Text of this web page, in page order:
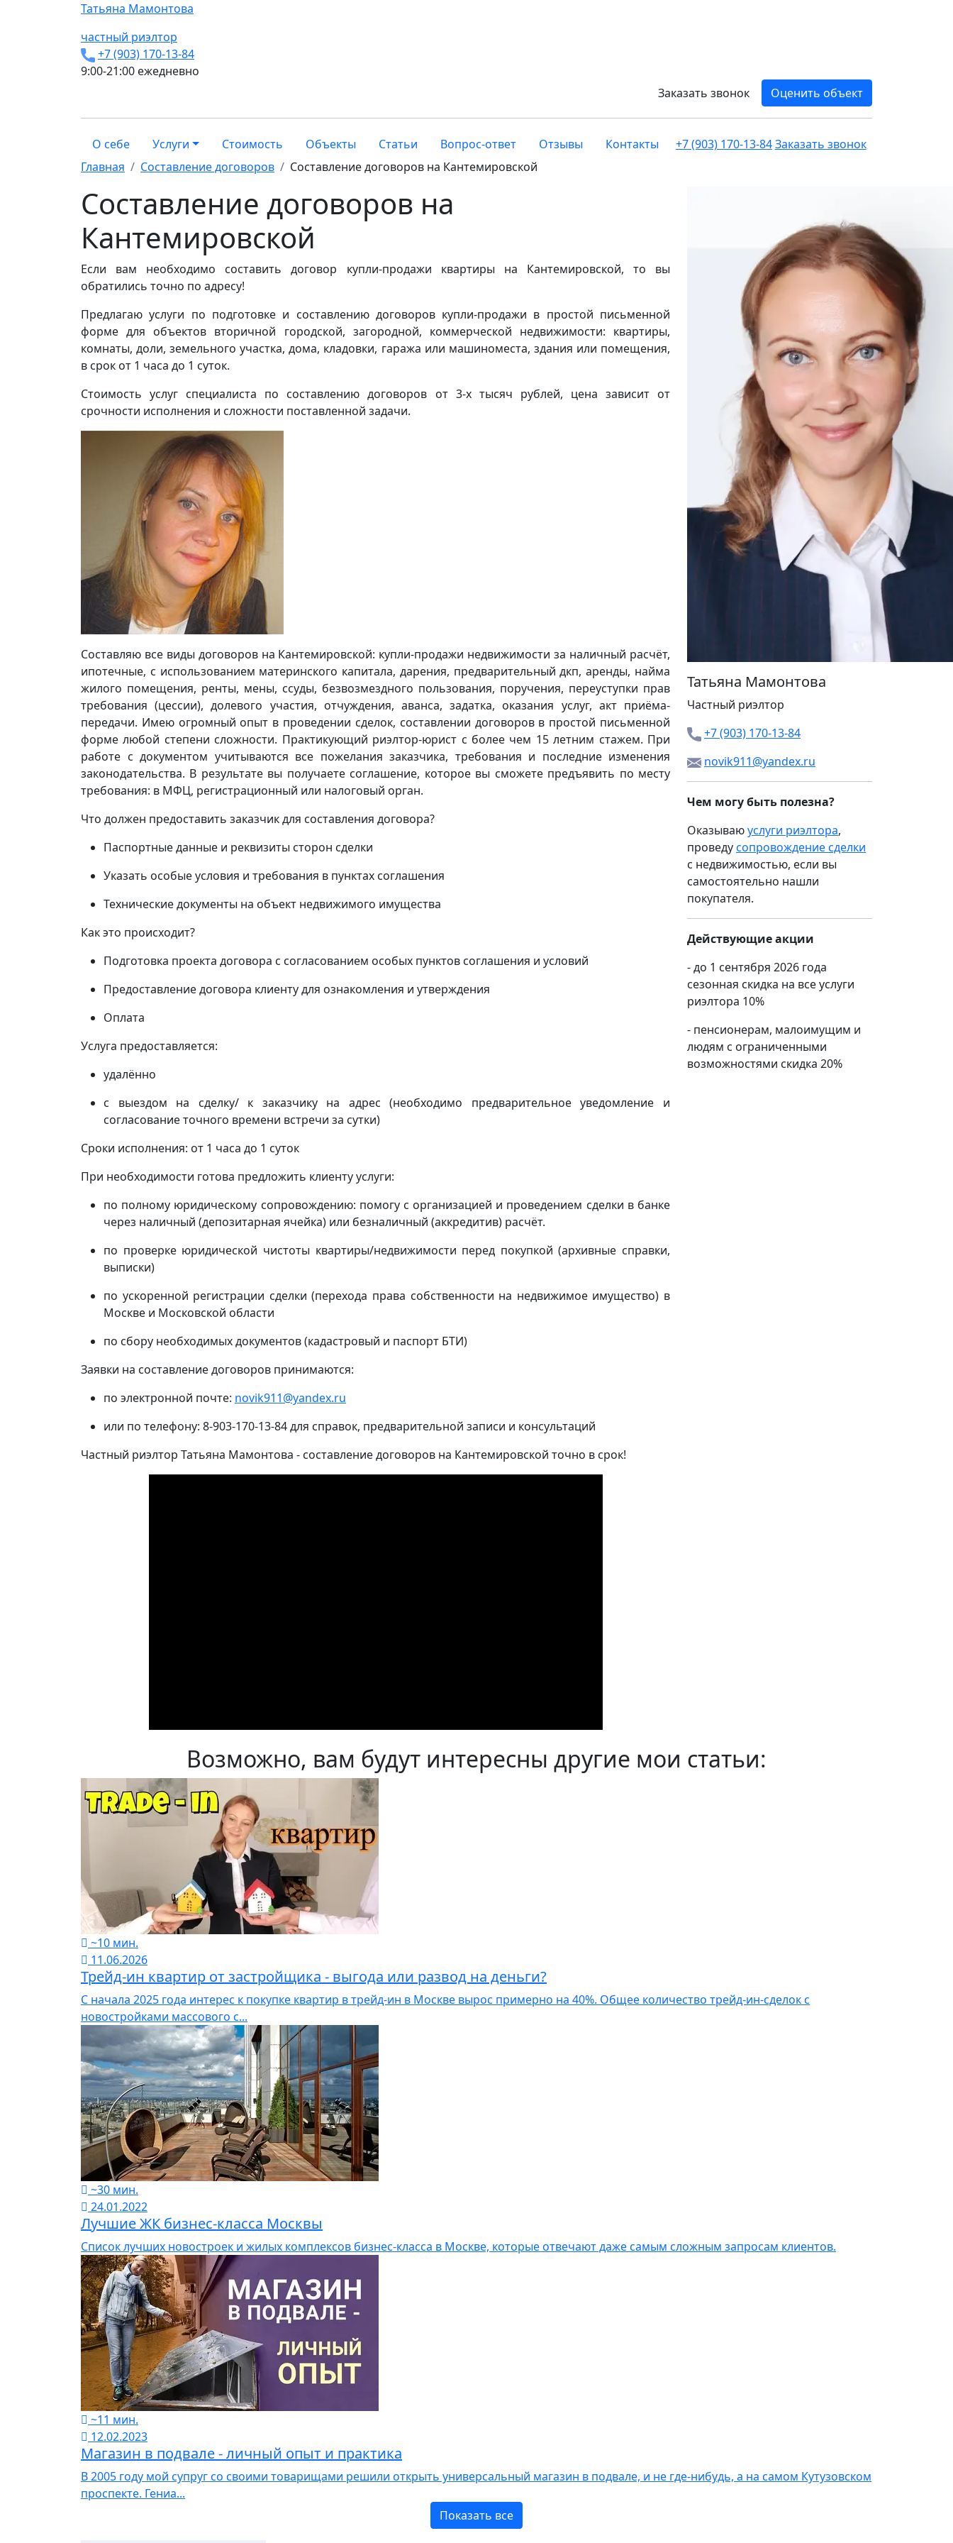
Татьяна Мамонтова
частный риэлтор
+7 (903) 170-13-84
9:00-21:00 ежедневно
Заказать звонок
Оценить объект
О себе Услуги Стоимость Объекты Статьи Вопрос-ответ Отзывы Контакты +7 (903) 170-13-84Заказать звонок
Главная
Составление договоров Составление договоров на Кантемировской
Составление договоров на
Кантемировской
Если вам необходимо составить договор купли-продажи квартиры на Кантемировской, то вы
обратились точно по адресу!
Предлагаю услуги по подготовке и составлению договоров купли-продажи в простой письменной
форме для объектов вторичной городской, загородной, коммерческой недвижимости: квартиры,
комнаты, доли, земельного участка, дома, кладовки, гаража или машиноместа, здания или помещения,
в срок от 1 часа до 1 суток.
Стоимость услуг специалиста по составлению договоров от 3-х тысяч рублей, цена зависит от
срочности исполнения и сложности поставленной задачи.
Составляю все виды договоров на Кантемировской: купли-продажи недвижимости за наличный расчёт,
ипотечные, с использованием материнского капитала, дарения, предварительный дкп, аренды, найма
жилого помещения, ренты, мены, ссуды, безвозмездного пользования, поручения, переуступки прав
требования (цессии), долевого участия, отчуждения, аванса, задатка, оказания услуг, акт приёма-
передачи. Имею огромный опыт в проведении сделок, составлении договоров в простой письменной
форме любой степени сложности. Практикующий риэлтор-юрист с более чем 15 летним стажем. При
работе с документом учитываются все пожелания заказчика, требования и последние изменения
законодательства. В результате вы получаете соглашение, которое вы сможете предъявить по месту
требования: в МФЦ, регистрационный или налоговый орган.
Что должен предоставить заказчик для составления договора?
Паспортные данные и реквизиты сторон сделки
Указать особые условия и требования в пунктах соглашения
Технические документы на объект недвижимого имущества
Как это происходит?
Подготовка проекта договора с согласованием особых пунктов соглашения и условий
Предоставление договора клиенту для ознакомления и утверждения
Оплата
Услуга предоставляется:
удалённо
с выездом на сделку/ к заказчику на адрес(необходимо предварительное уведомление и
согласование точного времени встречи за сутки)
Сроки исполнения: от 1 часа до 1 суток
При необходимости готова предложить клиенту услуги:
по полному юридическому сопровождению: помогу с организацией и проведением сделки в банке
через наличный (депозитарная ячейка) или безналичный (аккредитив) расчёт.
по проверке юридической чистоты квартиры/недвижимости перед покупкой (архивные справки,
выписки)
по ускоренной регистрации сделки (перехода права собственности на недвижимое имущество) в
Москве и Московской области
по сбору необходимых документов (кадастровый и паспорт БТИ)
Заявки на составление договоров принимаются:
по электронной почте: novik911@yandex.ru
или по телефону: 8-903-170-13-84 для справок, предварительной записи и консультаций
Частный риэлтор Татьяна Мамонтова - составление договоров на Кантемировской точно в срок!
Татьяна Мамонтова
Частный риэлтор
+7 (903) 170-13-84
novik911@yandex.ru
Чем могу быть полезна?
Оказываюуслуги риэлтора,
проведусопровождение сделки
с недвижимостью, если вы
самостоятельно нашли
покупателя.
Действующие акции
- до 1 сентября 2026 года
сезонная скидка на все услуги
риэлтора 10%
- пенсионерам, малоимущим и
людям с ограниченными
возможностями скидка 20%
Возможно, вам будут интересны другие мои статьи:
~10 мин.
11.06.2026
Трейд-ин квартир от застройщика - выгода или развод на деньги?
С начала 2025 года интерес к покупке квартир в трейд-ин в Москве вырос примерно на 40%. Общее количество трейд‑ин‑сделок с
новостройками массового с...
~30 мин.
24.01.2022
Лучшие ЖК бизнес-класса Москвы
Список лучших новостроек и жилых комплексов бизнес-класса в Москве, которые отвечают даже самым сложным запросам клиентов.
~11 мин.
12.02.2023
Магазин в подвале - личный опыт и практика
В 2005 году мой супруг со своими товарищами решили открыть универсальный магазин в подвале, и не где-нибудь, а на самом Кутузовском
проспекте. Гениа...
Показать все